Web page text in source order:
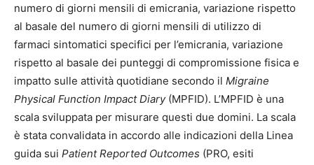
numero di giorni mensili di emicrania, variazione rispetto
al basale del numero di giorni mensili di utilizzo di
farmaci sintomatici specifici per l’emicrania, variazione
rispetto al basale dei punteggi di compromissione fisica e
impatto sulle attività quotidiane secondo il Migraine
Physical Function Impact Diary(MPFID). L’MPFID è una
scala sviluppata per misurare questi due domini. La scala
è stata convalidata in accordo alle indicazioni della Linea
guida sui Patient Reported Outcomes (PRO, esiti